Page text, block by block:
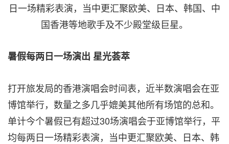
日一场精彩表演，当中更汇聚欧美、日本、韩国、中
国香港等地歌手及不少殿堂级巨星。
暑假每两日一场演出 星光荟萃
打开旅发局的香港演唱会时间表，近半数演唱会在亚
博馆举行，数量之多几乎媲美其他所有场馆的总和。
单计今个暑假已有超过30场演唱会于亚博馆举行，平
均每两日一场精彩表演，当中更汇聚欧美、日本、韩